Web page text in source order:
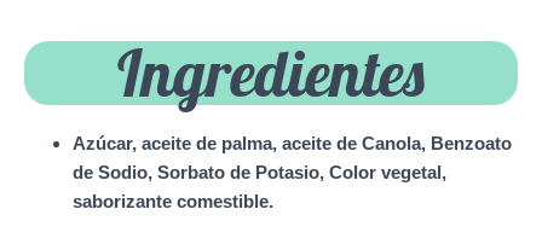
Ingredientes
Azúcar, aceite de palma, aceite de Canola, Benzoato
de Sodio, Sorbato de Potasio, Color vegetal,
saborizante comestible.